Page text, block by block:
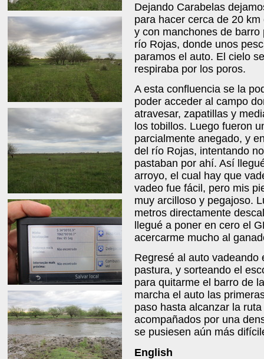
Dejando Carabelas
para hacer cerca de 20
y con manchones de
río Rojas, donde unos
paramos el auto. El cielo
respiraba por los poros.
A esta confluencia se la
poder acceder al campo
atravesar, zapatillas y
los tobillos. Luego fueron
parcialmente anegado, y
del río Rojas, intentando
pastaban por ahí. Así
arroyo, el cual hay que
vadeo fue fácil, pero mis
muy arcilloso y pegajoso.
metros directamente
llegué a poner en cero el
acercarme mucho al
Regresé al auto vadeando
pastura, y sorteando el
para quitarme el barro de
marcha el auto las
paso hasta alcanzar la
acompañados por una
se pusiesen aún más
English